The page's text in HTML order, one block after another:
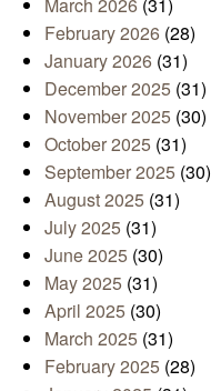
February 2026 (28)
January 2026 (31)
December 2025 (31)
November 2025 (30)
October 2025 (31)
September 2025 (30)
August 2025 (31)
July 2025 (31)
June 2025 (30)
May 2025 (31)
April 2025 (30)
March 2025 (31)
February 2025 (28)